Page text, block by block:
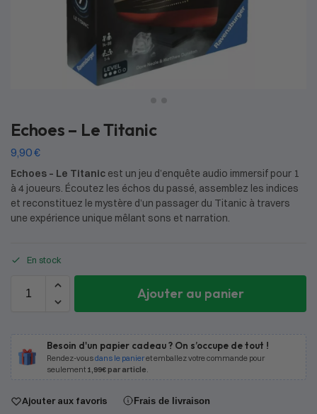
Echoes – Le Titanic
9,90€
Echoes – Le Titanic est un jeu d’enquête audio immersif pour 1
à 4 joueurs. Écoutez les échos du passé, assemblez les indices
et reconstituez le mystère d’un passager du Titanic à travers
une expérience unique mêlant sons et narration.
En stock
Ajouter au panier
Besoin d'un papier cadeau ? On s’occupe de tout !
Rendez-vousdans le panieret emballez votre commande pour
seulement 1,99€ par article.
Ajouter aux favoris Frais de livraison